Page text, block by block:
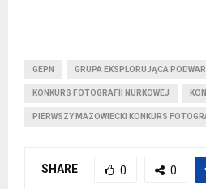
GEPN GRUPA EKSPLORUJĄCA
KONKURS FOTOGRAFII NURKOWEJ
PIERWSZY MAZOWIECKI KONKURS
SHARE 0 0